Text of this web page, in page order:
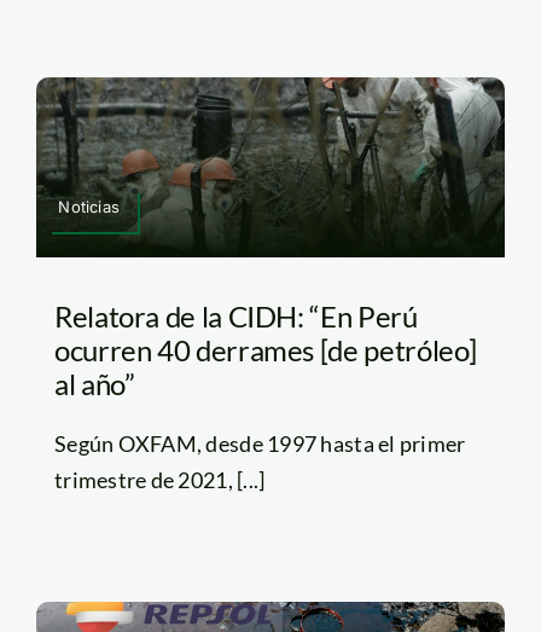
Noticias
Relatora de la CIDH: “En Perú
ocurren 40 derrames [de petróleo]
al año”
Según OXFAM, desde 1997 hasta el primer
trimestre de 2021, [...]